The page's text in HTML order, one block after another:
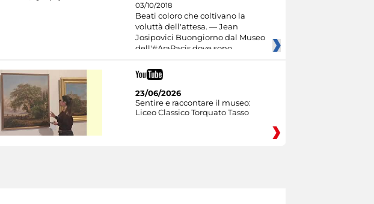
03/10/2018
Beati coloro che coltivano la
voluttà dell'attesa. — Jean
Josipovici Buongiorno dal Museo
dell'#AraPacis dove sono
23/06/2026
Sentire e raccontare il museo:
Liceo Classico Torquato Tasso